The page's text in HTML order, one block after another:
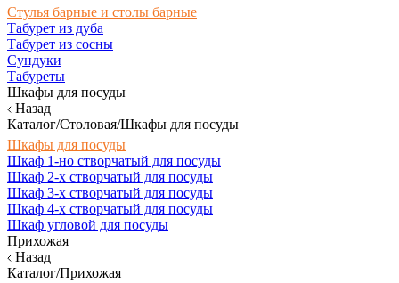
Стулья барные и столы барные
Табурет из дуба
Табурет из сосны
Сундуки
Табуреты
Шкафы для посуды
Назад
Каталог/Столовая/Шкафы для посуды
Шкафы для посуды
Шкаф 1-но створчатый для посуды
Шкаф 2-х створчатый для посуды
Шкаф 3-х створчатый для посуды
Шкаф 4-х створчатый для посуды
Шкаф угловой для посуды
Прихожая
Назад
Каталог/Прихожая